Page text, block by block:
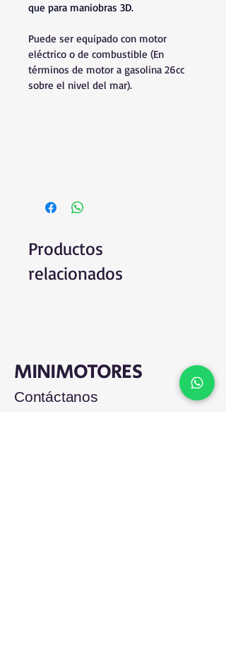
que para maniobras 3D.
Puede ser equipado con motor
eléctrico o de combustible (En
términos de motor a gasolina 26cc
sobre el nivel del mar).
Productos
relacionados
MINIMOTORES
Contáctanos